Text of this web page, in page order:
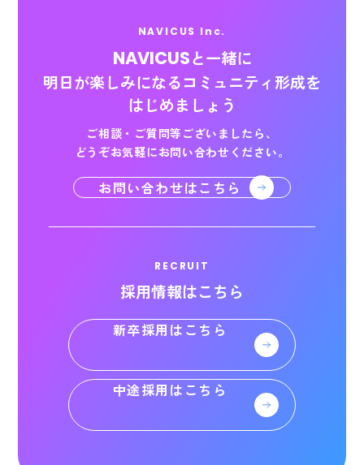
NAVICUS Inc.
NAVICUSと一緒に
明日が楽しみになるコミュニティ形成を
はじめましょう
ご相談・ご質問等ございましたら、
どうぞお気軽にお問い合わせください。
お問い合わせはこちら
RECRUIT
採用情報はこちら
新卒採用はこちら
中途採用はこちら